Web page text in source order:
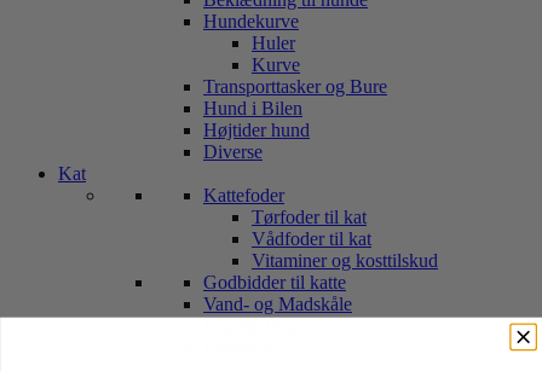
Hundekurve
Huler
Kurve
Transporttasker og Bure
Hund i Bilen
Højtider hund
Diverse
Kat
Kattefoder
Tørfoder til kat
Vådfoder til kat
Vitaminer og kosttilskud
Godbidder til katte
Vand- og Madskåle